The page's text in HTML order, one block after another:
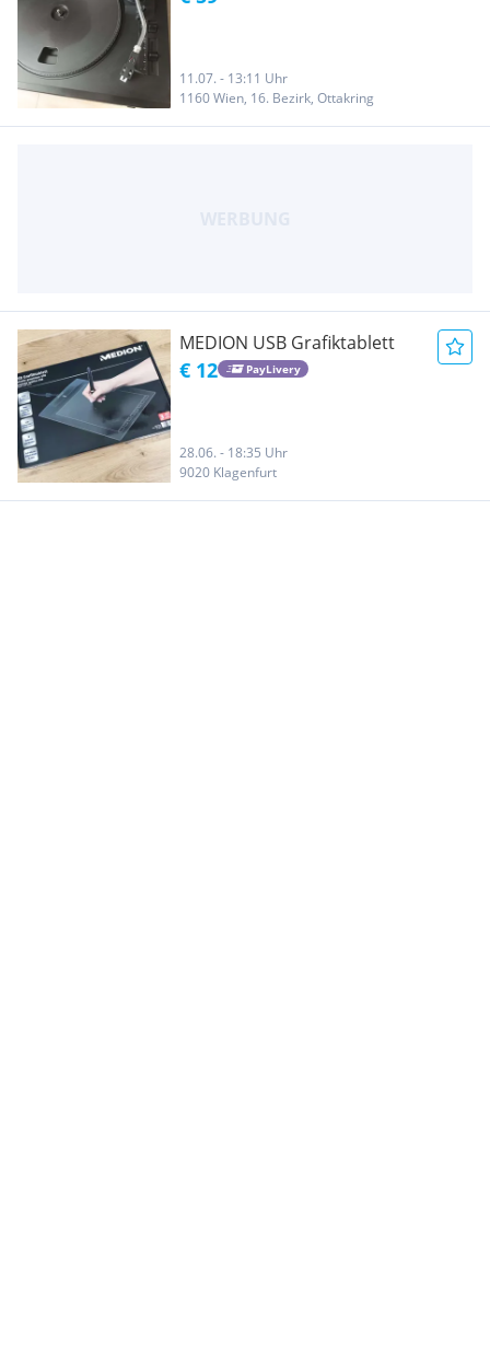
11.07. - 13:11 Uhr
1160 Wien, 16. Bezirk, Ottakring
MEDION USB Grafiktablett
€ 12 PayLivery
28.06. - 18:35 Uhr
9020 Klagenfurt